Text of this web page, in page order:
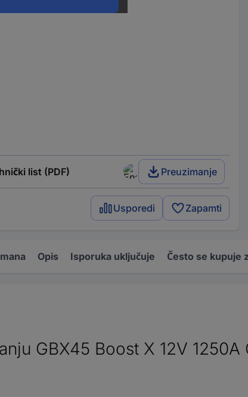
list (PDF) Preuzimanje
Usporedi Zapamti
Opis Isporuka uključuje Često se kupuje
GBX45 Boost X 12V 1250A